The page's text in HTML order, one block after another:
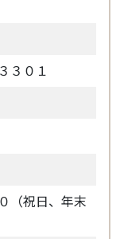
３０１
（祝日、年末